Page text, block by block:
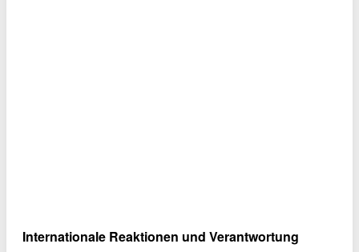
Internationale Reaktionen und Verantwortung